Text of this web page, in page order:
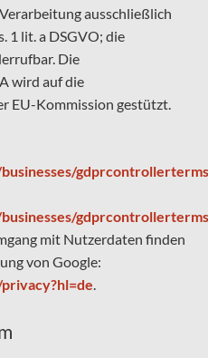
ausschließlich
1 lit. a DSGVO; die
Die
wird auf die
EU-Kommission gestützt.
mit Nutzerdaten finden
von Google:
.